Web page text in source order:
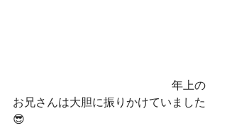
年上の
お兄さんは大胆に振りかけていました
😎